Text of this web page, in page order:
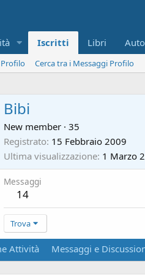
Iscritti Libri
Cerca tra i Messaggi Profilo
Bibi
New member · 35
Registrato 15 Febbraio 2009
Ultima visualizzazione 1 Marzo
Messaggi
14
Trova
Attività Messaggi e